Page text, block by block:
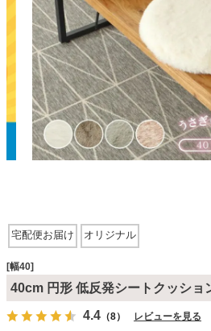
最短発送 冷感ラグ
カテゴリから探す
ソファ
椅子・チェア
宅配便お届け オリジナル
[幅40]
40cm 円形 低反発シートクッショ
4.4 （8） レビューを見る